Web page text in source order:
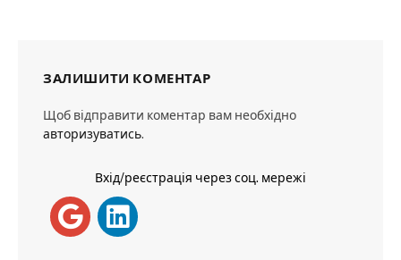
ЗАЛИШИТИ КОМЕНТАР
Щоб відправити коментар вам необхідно
авторизуватись.
Вхід/реєстрація через соц. мережі